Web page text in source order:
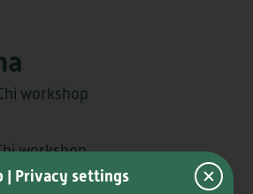
| Privacy settings
workshop
workshop